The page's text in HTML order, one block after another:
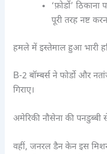
‘फ़ोर्डो’
पूरी तरह नष्ट
हमले में इस्तेमाल हुआ भारी
B-2 बॉम्बर्स ने फोर्डो और
गिराए।
अमेरिकी नौसेना की पनडुब्बी
वहीं, जनरल डैन केन इस